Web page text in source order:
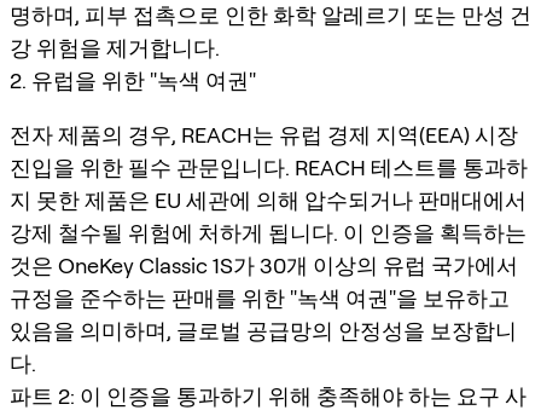
명하며, 피부 접촉으로 인한 화학 알레르기 또는 만성 건
강 위험을 제거합니다.
2. 유럽을 위한 "녹색 여권"
전자 제품의 경우, REACH는 유럽 경제 지역(EEA) 시장
진입을 위한 필수 관문입니다. REACH 테스트를 통과하
지 못한 제품은 EU 세관에 의해 압수되거나 판매대에서
강제 철수될 위험에 처하게 됩니다. 이 인증을 획득하는
것은 OneKey Classic 1S가 30개 이상의 유럽 국가에서
규정을 준수하는 판매를 위한 "녹색 여권"을 보유하고
있음을 의미하며, 글로벌 공급망의 안정성을 보장합니
다.
파트 2: 이 인증을 통과하기 위해 충족해야 하는 요구 사